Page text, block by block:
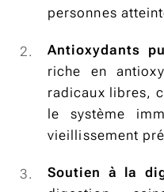
personnes
Antioxydants
riche en
radicaux libres,
le système
vieillissement
Soutien à la